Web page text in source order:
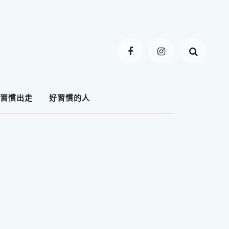
習慣出走 好習慣的人